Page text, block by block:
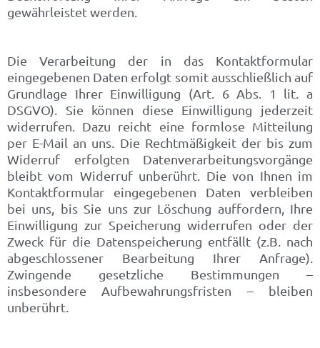
gewährleistet werden.
Die Verarbeitung der in das Kontaktformular
eingegebenen Daten erfolgt somit ausschließlich auf
Grundlage Ihrer Einwilligung (Art. 6 Abs. 1 lit. a
DSGVO). Sie können diese Einwilligung jederzeit
widerrufen. Dazu reicht eine formlose Mitteilung
per E-Mail an uns. Die Rechtmäßigkeit der bis zum
Widerruf erfolgten Datenverarbeitungsvorgänge
bleibt vom Widerruf unberührt. Die von Ihnen im
Kontaktformular eingegebenen Daten verbleiben
bei uns, bis Sie uns zur Löschung auffordern, Ihre
Einwilligung zur Speicherung widerrufen oder der
Zweck für die Datenspeicherung entfällt (z.B. nach
abgeschlossener Bearbeitung Ihrer Anfrage).
Zwingende gesetzliche Bestimmungen –
insbesondere Aufbewahrungsfristen – bleiben
unberührt.